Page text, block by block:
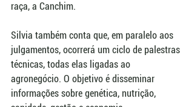
raça, a Canchim.
Silvia também conta que, em paralelo aos
julgamentos, ocorrerá um ciclo de palestras
técnicas, todas elas ligadas ao
agronegócio. O objetivo é disseminar
informações sobre genética, nutrição,